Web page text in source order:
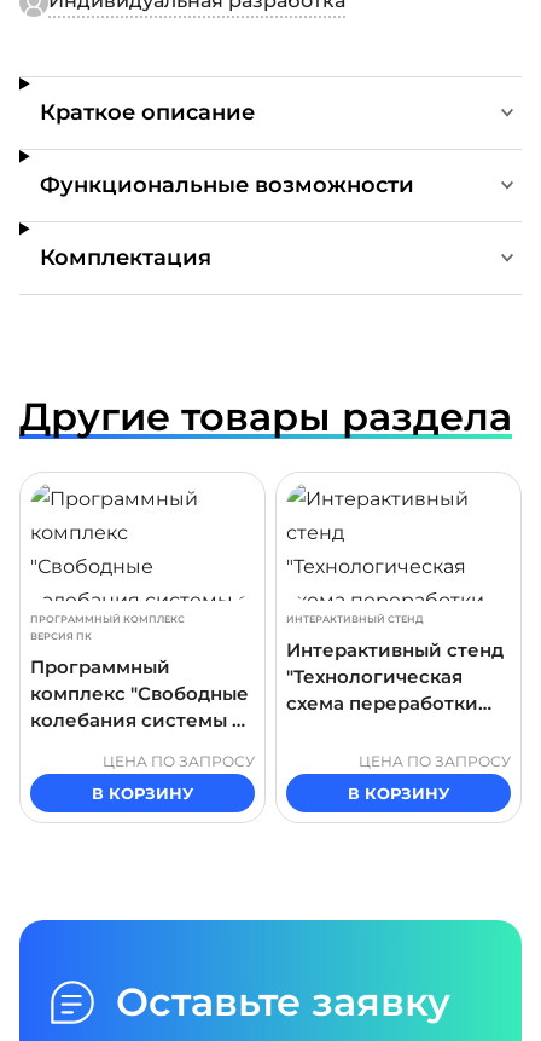
Краткое описание
Функциональные возможности
Комплектация
Другие товары раздела
ПРОГРАММНЫЙ КОМПЛЕКС
ВЕРСИЯ ПК
Программный
комплекс "Свободные
колебания системы с
свободы"
ЦЕНА ПО ЗАПРОСУ
В КОРЗИНУ
ИНТЕРАКТИВНЫЙ СТЕНД
Интерактивный стенд
"Технологическая
схема переработки
ЦЕНА ПО ЗАПРОСУ
В КОРЗИНУ
ПОДРОБНЕЕ
Оставьте заявку